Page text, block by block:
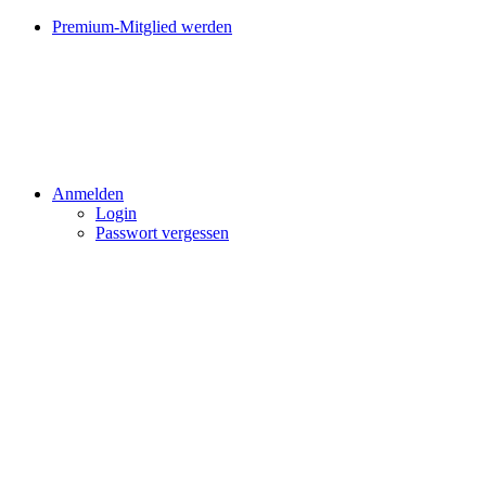
Premium-Mitglied werden
Anmelden
Login
Passwort vergessen